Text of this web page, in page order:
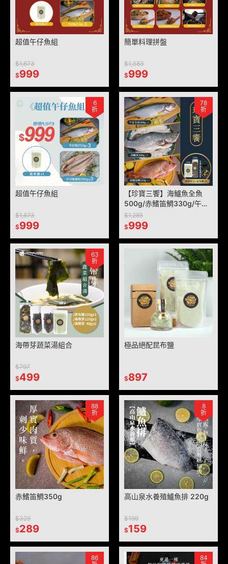
超值午仔魚組
$1,673
$999
簡單料理拼盤
$1,383
$999
6
折
超值午仔魚組
$1,673
$999
78
折
【珍寶三饗】海鱸魚全魚
500g/赤鰭笛鯛330g/午仔
魚全魚300g 。加贈：昆布
鹽x1、海帶芽x1
$1,285
$999
63
折
海帶芽蔬菜湯組合
$797
$499
極品絕配昆布鹽
$897
88
折
赤鰭笛鯛350g
$329
$289
8
折
高山泉水養殖鱸魚排 220g
$199
$159
86
84